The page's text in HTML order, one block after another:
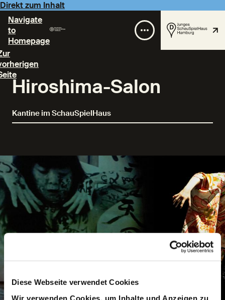
Diese Webseite verwendet Cookies
Wir verwenden Cookies, um Inhalte und Anzeigen zu
Direkt zum Inhalt
Navigate
to
Homepage
Hiroshima-Salon
Kantine im SchauSpielHaus